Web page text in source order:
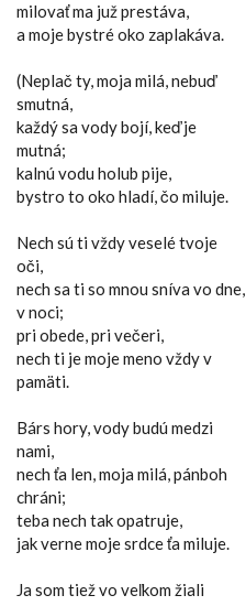
milovať ma juž prestáva,
a moje bystré oko zaplakáva.
(Neplač ty, moja milá, nebuď
smutná,
každý sa vody bojí, keď je
mutná;
kalnú vodu holub pije,
bystro to oko hladí, čo miluje.
Nech sú ti vždy veselé tvoje
oči,
nech sa ti so mnou sníva vo dne,
v noci;
pri obede, pri večeri,
nech ti je moje meno vždy v
pamäti.
Bárs hory, vody budú medzi
nami,
nech ťa len, moja milá, pánboh
chráni;
teba nech tak opatruje,
jak verne moje srdce ťa miluje.
Ja som tiež vo veľkom žiali